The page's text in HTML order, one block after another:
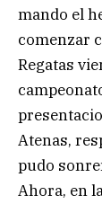
mando el
comenzar
Regatas
Atenas,
pudo
Ahora, en